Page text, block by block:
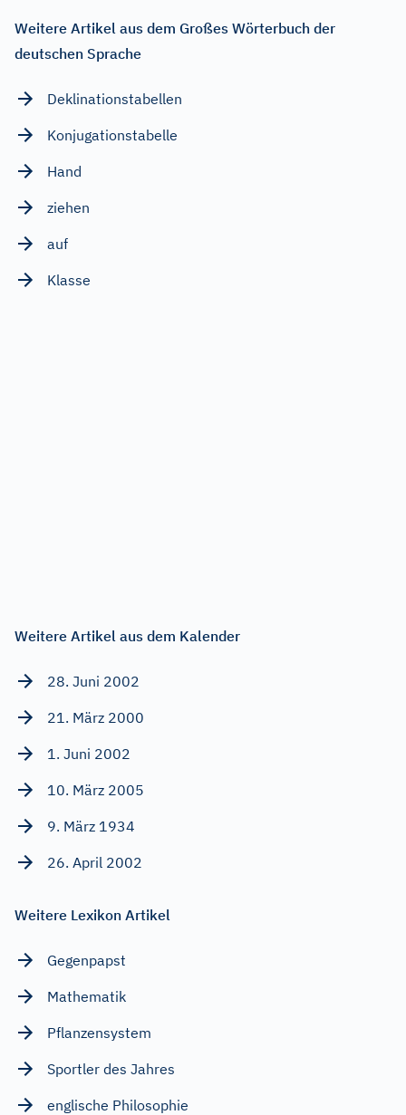
Weitere Artikel aus dem Großes Wörterbuch der
deutschen Sprache
Deklinationstabellen
Konjugationstabelle
Hand
ziehen
auf
Klasse
Weitere Artikel aus dem Kalender
28. Juni 2002
21. März 2000
1. Juni 2002
10. März 2005
9. März 1934
26. April 2002
Weitere Lexikon Artikel
Gegenpapst
Mathematik
Pflanzensystem
Sportler des Jahres
englische Philosophie